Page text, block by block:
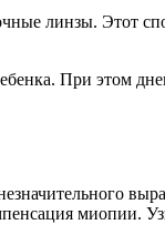
линзы. Этот
При этом
миопии.